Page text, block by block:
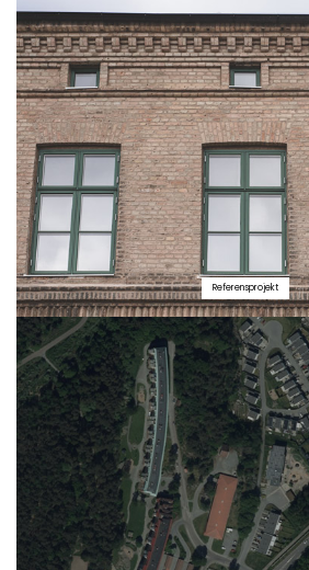
Referensprojekt